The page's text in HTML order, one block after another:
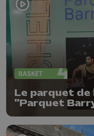
BASKET
Le parquet de
"Parquet